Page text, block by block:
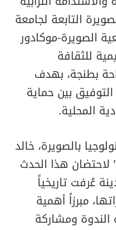
التابعة لجامعة
الصويرة-موكادور
للثقافة
بطنجة، بهدف
بين حماية
المحلية.
بالصويرة، خالد
لاحتضان هذا الحدث
عُرفت تاريخياً
مبرزاً أهمية
الندوة ومشاركة